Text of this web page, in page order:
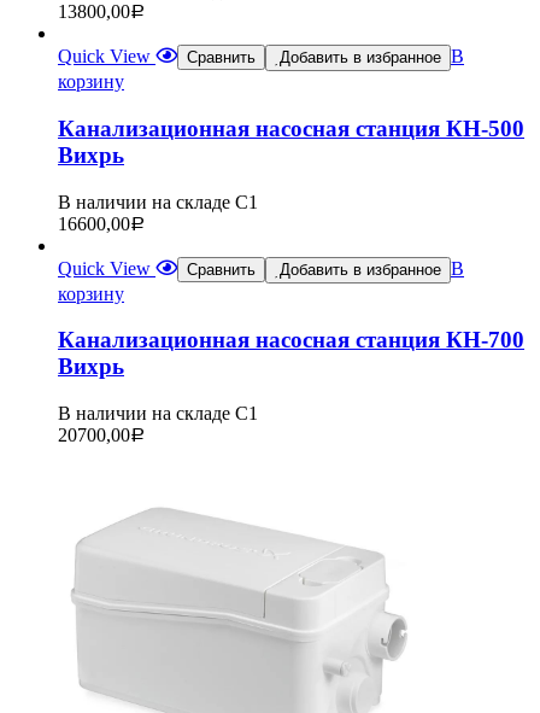
13800,00Р
Quick View Сравнить Добавить в избранное В
корзину
Канализационная насосная станция КН-500
Вихрь
В наличии на складе С1
16600,00Р
Quick View Сравнить Добавить в избранное В
корзину
Канализационная насосная станция КН-700
Вихрь
В наличии на складе С1
20700,00Р